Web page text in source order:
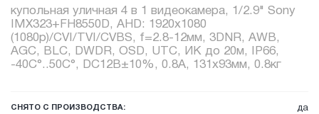
купольная уличная 4 в 1 видеокамера, 1/2.9" Sony
IMX323+FH8550D, AHD: 1920x1080
(1080p)/CVI/TVI/CVBS, f=2.8-12мм, 3DNR, AWB,
AGC, BLC, DWDR, OSD, UTC, ИК до 20м, IP66,
-40C°..50C°, DC12В±10%, 0.8А, 131x93мм, 0.8кг
СНЯТО С ПРОИЗВОДСТВА: да